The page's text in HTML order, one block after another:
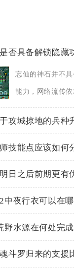
否具备解锁隐藏
忘仙的神石并不
能力，网络流传
高品质仙品神石
攻城掠地的兵种
技能点应该如何
日之后前期更有
中夜行衣可以在
野水源在何处完成
斗罗归来的支援